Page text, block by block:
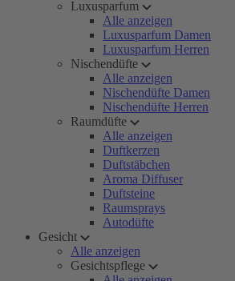
Luxusparfum
Alle anzeigen
Luxusparfum Damen
Luxusparfum Herren
Nischendüfte
Alle anzeigen
Nischendüfte Damen
Nischendüfte Herren
Raumdüfte
Alle anzeigen
Duftkerzen
Duftstäbchen
Aroma Diffuser
Duftsteine
Raumsprays
Autodüfte
Gesicht
Alle anzeigen
Gesichtspflege